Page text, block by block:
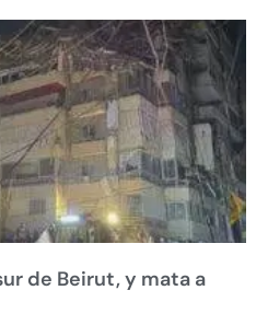
de Beirut, y mata a